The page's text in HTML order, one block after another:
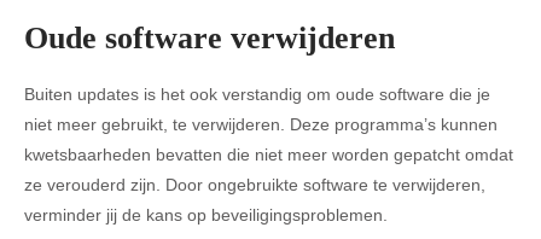
Oude software verwijderen
Buiten updates is het ook verstandig om oude software die je
niet meer gebruikt, te verwijderen. Deze programma’s kunnen
kwetsbaarheden bevatten die niet meer worden gepatcht omdat
ze verouderd zijn. Door ongebruikte software te verwijderen,
verminder jij de kans op beveiligingsproblemen.